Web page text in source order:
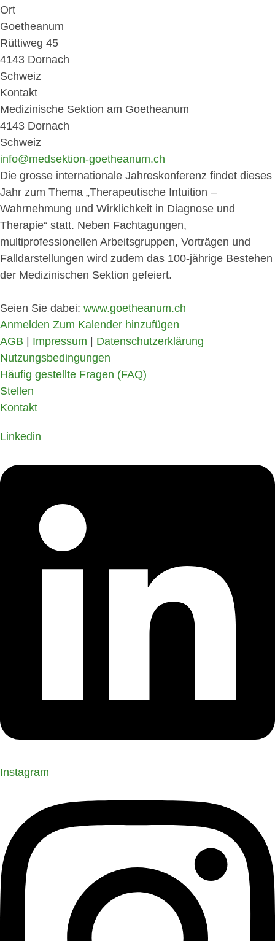
Ort
Goetheanum
Rüttiweg 45
4143 Dornach
Schweiz
Kontakt
Medizinische Sektion am Goetheanum
4143 Dornach
Schweiz
info@medsektion-goetheanum.ch
Die grosse internationale Jahreskonferenz findet dieses
Jahr zum Thema „Therapeutische Intuition –
Wahrnehmung und Wirklichkeit in Diagnose und
Therapie“ statt. Neben Fachtagungen,
multiprofessionellen Arbeitsgruppen, Vorträgen und
Falldarstellungen wird zudem das 100-jährige Bestehen
der Medizinischen Sektion gefeiert.
Seien Sie dabei: www.goetheanum.ch
Anmelden Zum Kalender hinzufügen
AGB | Impressum | Datenschutzerklärung
Nutzungsbedingungen
Häufig gestellte Fragen (FAQ)
Stellen
Kontakt
Linkedin
Instagram